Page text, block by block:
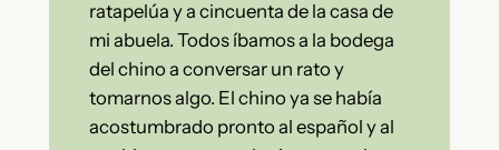
ratapelúa y a cincuenta de la casa de
mi abuela. Todos íbamos a la bodega
del chino a conversar un rato y
tomarnos algo. El chino ya se había
acostumbrado pronto al español y al